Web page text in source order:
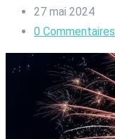
27 mai 2024
0 Commentaires